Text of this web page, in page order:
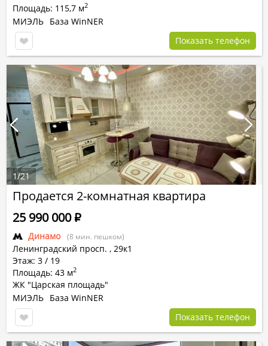
Площадь: 115,7 м2
МИЭЛЬ База WinNER
Показать телефон
Продается 2-комнатная квартира
Динамо (8 мин. пешком)
Ленинградский просп. , 29к1
Этаж: 3 / 19
Площадь: 43 м2
ЖК "Царская площадь"
25 990 000Р
МИЭЛЬ База WinNER
Показать телефон
1/21